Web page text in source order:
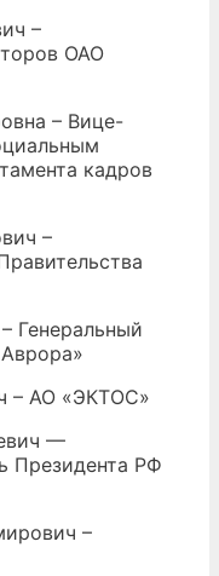
–
ОАО
– Вице-
кадров
–
Генеральный
– АО «ЭКТОС»
—
Президента РФ
–